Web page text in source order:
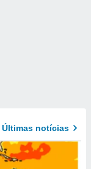
Últimas notícias